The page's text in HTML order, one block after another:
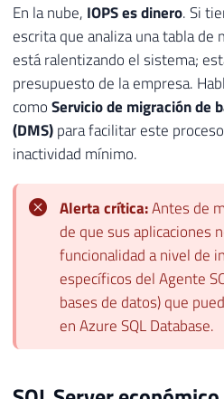
En la nube, IOPS es dinero. Si
escrita que analiza una tabla
está ralentizando el sistema;
presupuesto de la empresa.
comoServicio de migración de
(DMS)para facilitar este
inactividad mínimo.
Alerta crítica:Antes de
de que sus aplicaciones
funcionalidad a nivel de
específicos del Agente
bases de datos) que
en Azure SQL Database.